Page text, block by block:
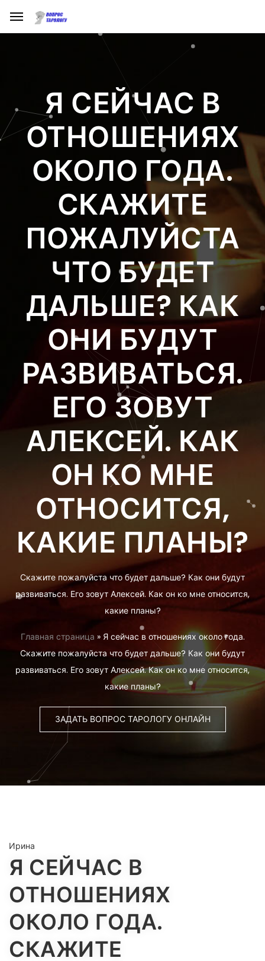
Я СЕЙЧАС В
ОТНОШЕНИЯХ
ОКОЛО ГОДА.
СКАЖИТЕ
ПОЖАЛУЙСТА
ЧТО БУДЕТ
ДАЛЬШЕ? КАК
ОНИ БУДУТ
РАЗВИВАТЬСЯ.
ЕГО ЗОВУТ
АЛЕКСЕЙ. КАК
ОН КО МНЕ
ОТНОСИТСЯ,
КАКИЕ ПЛАНЫ?
Скажите пожалуйста что будет дальше? Как они будут
развиваться. Его зовут Алексей. Как он ко мне относится,
какие планы?
Главная страница » Я сейчас в отношениях около года.
Скажите пожалуйста что будет дальше? Как они будут
развиваться. Его зовут Алексей. Как он ко мне относится,
какие планы?
ЗАДАТЬ ВОПРОС ТАРОЛОГУ ОНЛАЙН
Ирина
Я СЕЙЧАС В
ОТНОШЕНИЯХ
ОКОЛО ГОДА.
СКАЖИТЕ